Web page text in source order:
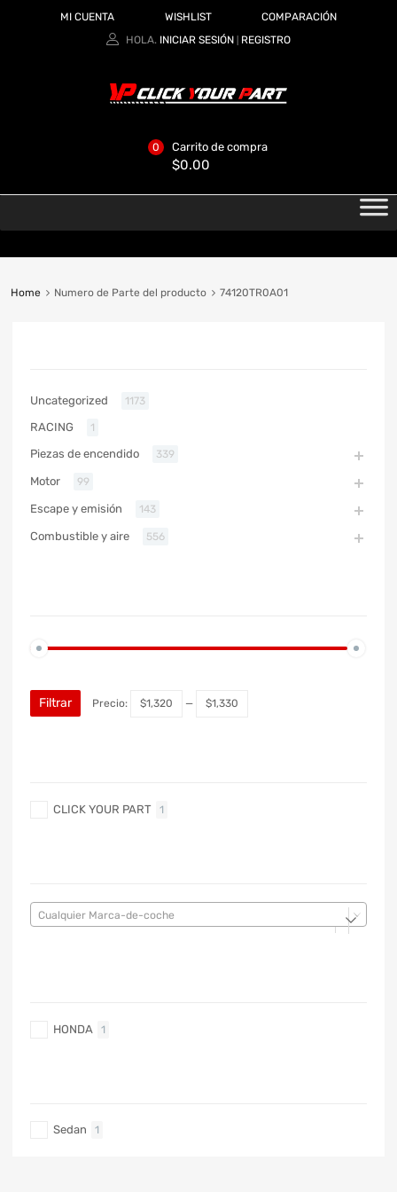
MI CUENTA WISHLIST
COMPARACIÓN
HOLA. INICIAR SESIÓN REGISTRO
Carrito de compra
$0.00
0
Home Numero de Parte del producto 74120TR0A01
Uncategorized 1173
RACING 1
Piezas de encendido 339
Motor 99
Escape y emisión 143
Combustible y aire 556
Filtrar Precio: $1,320 — $1,330
CLICK YOUR PART 1
Cualquier Marca-de-coche
HONDA 1
Sedan 1